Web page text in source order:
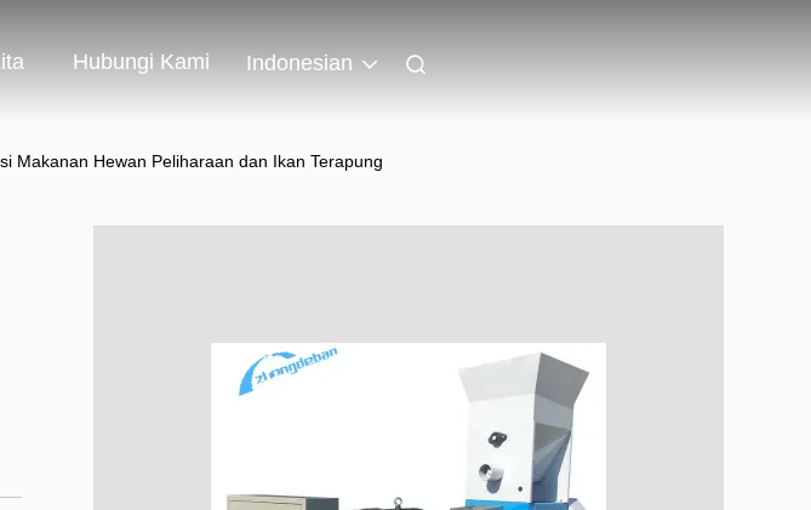
Hubungi Kami Indonesian
Makanan Hewan Peliharaan dan Ikan Terapung